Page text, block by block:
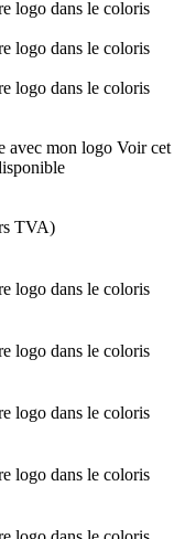
avec mon logo Voir cet
TVA)